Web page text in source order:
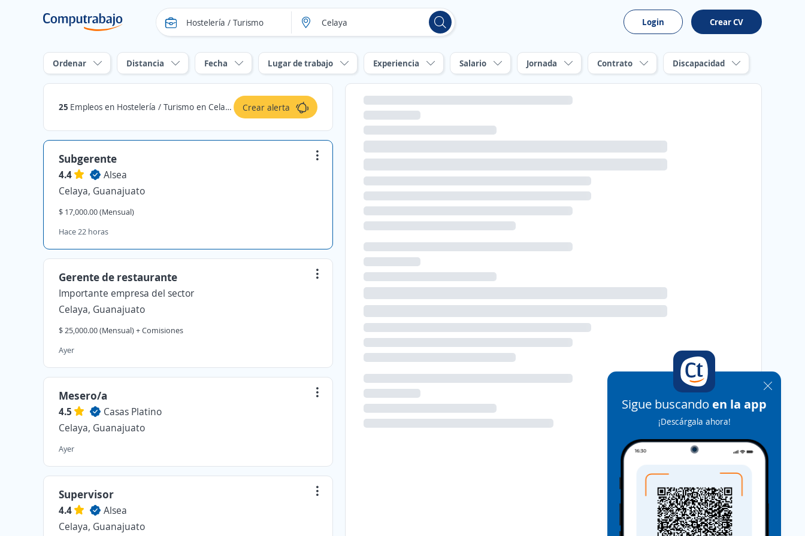
Login Crear CV
Ordenar Distancia Fecha Lugar de trabajo Experiencia Salario Jornada Contrato Discapacidad
25 Empleos en Hostelería / Turismo en Celaya, Guanajuato Crear alerta
Subgerente
4.4
Alsea
Celaya, Guanajuato
$ 17,000.00 (Mensual)
Hace 22 horas
Gerente de restaurante
Importante empresa del sector
Celaya, Guanajuato
$ 25,000.00 (Mensual) + Comisiones
Ayer
Mesero/a
4.5
Casas Platino
Celaya, Guanajuato
Ayer
Supervisor
4.4
Alsea
Celaya, Guanajuato
Sigue buscando en la app
¡Descárgala ahora!